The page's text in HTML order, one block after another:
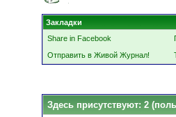
Закладки
Share in Facebook
Отправить в Живой Журнал!
Здесь присутствуют: 2